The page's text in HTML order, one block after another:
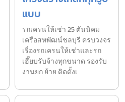
แบบ
รถเครนให้เช่า 25 ตันนิคม
เครือสหพัฒน์ชลบุรี ครบวงจร
เรื่องรถเครนให้เช่าและรถ
เฮี๊ยบรับจ้างทุกขนาด รองรับ
งานยก ย้าย ติดตั้งเ